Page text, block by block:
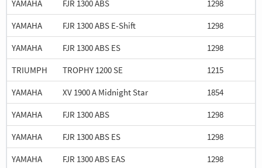
YAMAHA
FJR 1300 ABS 1298
YAMAHA
FJR 1300 ABS E-Shift 1298
YAMAHA
FJR 1300 ABS ES 1298
TRIUMPH
TROPHY 1200 SE 1215
YAMAHA
XV 1900 A Midnight Star 1854
YAMAHA
FJR 1300 ABS 1298
YAMAHA
FJR 1300 ABS ES 1298
YAMAHA
FJR 1300 ABS EAS 1298